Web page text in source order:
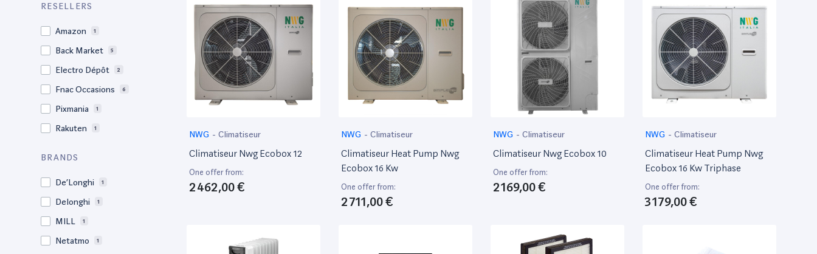
RESELLERS
Amazon 1
Back Market 5
Electro Dépôt 2
Fnac Occasions 6
Pixmania 1
Rakuten 1
BRANDS
De’Longhi 1
Delonghi 1
MILL 1
Netatmo 1
NWG - Climatiseur
Climatiseur Nwg Ecobox 12
One offer from:
2 462,00 €
NWG - Climatiseur
Climatiseur Heat Pump Nwg
Ecobox 16 Kw
One offer from:
2 711,00 €
NWG - Climatiseur
Climatiseur Nwg Ecobox 10
One offer from:
2 169,00 €
NWG - Climatiseur
Climatiseur Heat Pump Nwg
Ecobox 16 Kw Triphase
One offer from:
3 179,00 €